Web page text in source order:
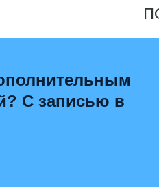
С записью в